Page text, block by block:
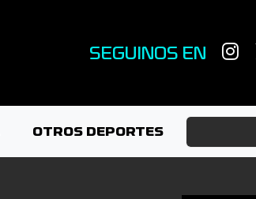
SEGUINOS EN
OTROS DEPORTES